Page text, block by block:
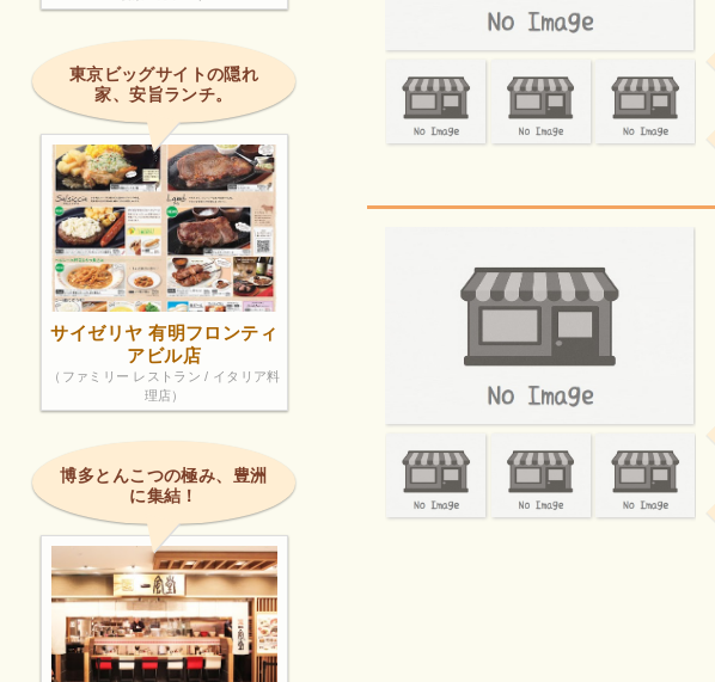
東京ビッグサイトの隠れ
家、安旨ランチ。
サイゼリヤ 有明フロンティ
アビル店
（ファミリー レストラン / イタリア料
理店）
博多とんこつの極み、豊洲
に集結！